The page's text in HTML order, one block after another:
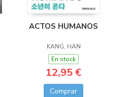
ACTOS HUMANOS
KANG, HAN
En stock
12,95 €
Comprar